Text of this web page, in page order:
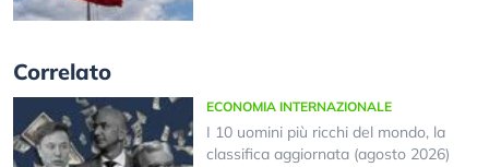
Correlato
ECONOMIA INTERNAZIONALE
I 10 uomini più ricchi del mondo, la
classifica aggiornata (agosto 2026)